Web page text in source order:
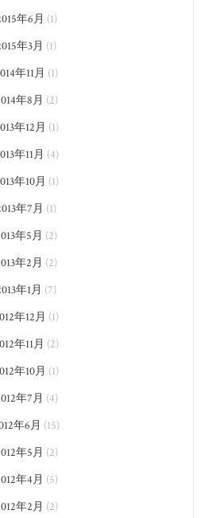
年6月 (1)
年3月 (1)
年11月 (1)
年8月 (2)
年12月 (1)
年11月 (4)
年10月 (1)
年7月 (1)
年5月 (2)
年2月 (2)
年1月 (7)
年12月 (1)
年11月 (2)
年10月 (1)
年7月 (4)
年6月 (15)
年5月 (2)
年4月 (5)
年2月 (2)